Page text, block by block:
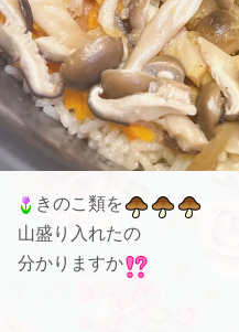
きのこ類を
山盛り入れたの
分かりますか